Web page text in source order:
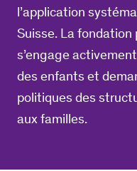
l’application
Suisse. La
s’engage
des enfants et
politiques des
aux familles.